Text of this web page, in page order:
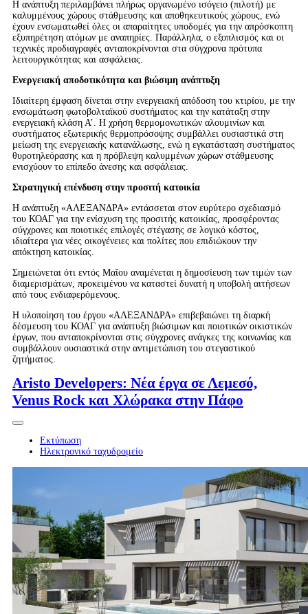
Η ανάπτυξη περιλαμβάνει πλήρως οργανωμένο ισόγειο (πιλοτή) με
καλυμμένους χώρους στάθμευσης και αποθηκευτικούς χώρους, ενώ
έχουν ενσωματωθεί όλες οι απαραίτητες υποδομές για την απρόσκοπτη
εξυπηρέτηση ατόμων με αναπηρίες. Παράλληλα, ο εξοπλισμός και οι
τεχνικές προδιαγραφές ανταποκρίνονται στα σύγχρονα πρότυπα
λειτουργικότητας και ασφάλειας.
Ενεργειακή αποδοτικότητα και βιώσιμη ανάπτυξη
Ιδιαίτερη έμφαση δίνεται στην ενεργειακή απόδοση του κτιρίου, με την
ενσωμάτωση φωτοβολταϊκού συστήματος και την κατάταξη στην
ενεργειακή κλάση Α’. Η χρήση θερμομονωτικών αλουμινίων και
συστήματος εξωτερικής θερμοπρόσοψης συμβάλλει ουσιαστικά στη
μείωση της ενεργειακής κατανάλωσης, ενώ η εγκατάσταση συστήματος
θυροτηλεόρασης και η πρόβλεψη καλυμμένων χώρων στάθμευσης
ενισχύουν το επίπεδο άνεσης και ασφάλειας.
Στρατηγική επένδυση στην προσιτή κατοικία
Η ανάπτυξη «ΑΛΕΞΑΝΔΡΑ» εντάσσεται στον ευρύτερο σχεδιασμό
του ΚΟΑΓ για την ενίσχυση της προσιτής κατοικίας, προσφέροντας
σύγχρονες και ποιοτικές επιλογές στέγασης σε λογικό κόστος,
ιδιαίτερα για νέες οικογένειες και πολίτες που επιδιώκουν την
απόκτηση κατοικίας.
Σημειώνεται ότι εντός Μαΐου αναμένεται η δημοσίευση των τιμών των
διαμερισμάτων, προκειμένου να καταστεί δυνατή η υποβολή αιτήσεων
από τους ενδιαφερόμενους.
Η υλοποίηση του έργου «ΑΛΕΞΑΝΔΡΑ» επιβεβαιώνει τη διαρκή
δέσμευση του ΚΟΑΓ για ανάπτυξη βιώσιμων και ποιοτικών οικιστικών
έργων, που ανταποκρίνονται στις σύγχρονες ανάγκες της κοινωνίας και
συμβάλλουν ουσιαστικά στην αντιμετώπιση του στεγαστικού
ζητήματος.
Aristo Developers: Νέα έργα σε Λεμεσό,
Venus Rock και Χλώρακα στην Πάφο
Εκτύπωση
Ηλεκτρονικό ταχυδρομείο